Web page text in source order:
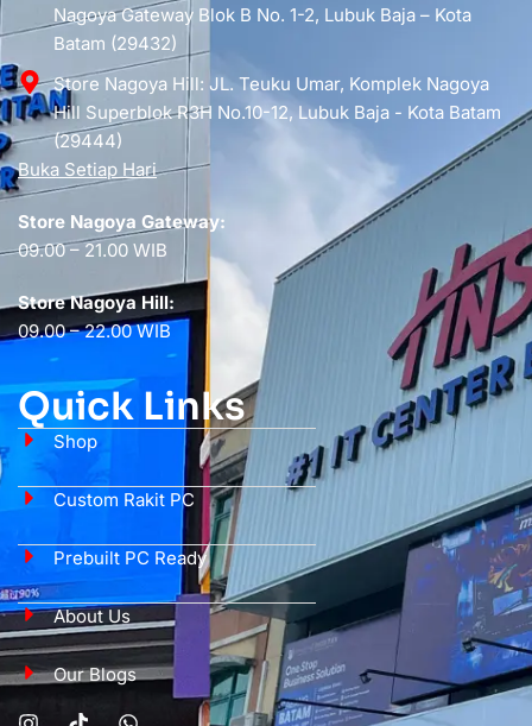
Nagoya Gateway Blok B No. 1-2, Lubuk Baja – Kota
Batam (29432)
Store Nagoya Hill: JL. Teuku Umar, Komplek Nagoya
Hill Superblok R3H No.10-12, Lubuk Baja - Kota Batam
(29444)
Buka Setiap Hari
Store Nagoya Gateway:
09.00 – 21.00 WIB
Store Nagoya Hill:
09.00 – 22.00 WIB
Quick Links
Shop
Custom Rakit PC
Prebuilt PC Ready
About Us
Our Blogs